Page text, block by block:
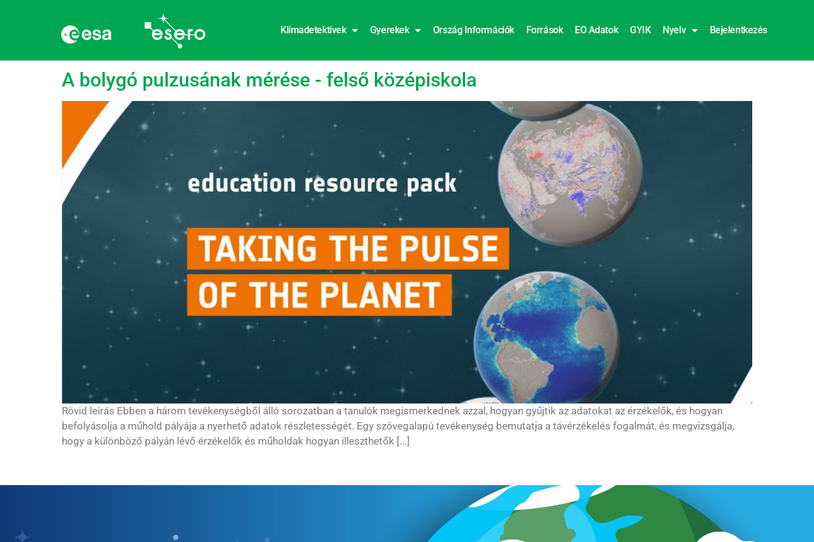
Klímadetektívek Gyerekek Ország Információk Források EO Adatok GYIK Nyelv Bejelentkezés
Címke: Polar
A bolygó pulzusának mérése - felső középiskola
Rövid leírás Ebben a három tevékenységből álló sorozatban a tanulók megismerkednek azzal, hogyan gyűjtik az adatokat az érzékelők, és hogyan
befolyásolja a műhold pályája a nyerhető adatok részletességét. Egy szövegalapú tevékenység bemutatja a távérzékelés fogalmát, és megvizsgálja,
hogy a különböző pályán lévő érzékelők és műholdak hogyan illeszthetők [...]